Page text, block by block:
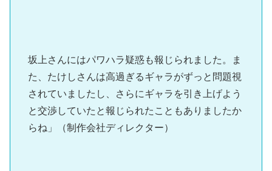
坂上さんにはパワハラ疑惑も報じられました。ま
た、たけしさんは高過ぎるギャラがずっと問題視
されていましたし、さらにギャラを引き上げよう
と交渉していたと報じられたこともありましたか
らね」（制作会社ディレクター）